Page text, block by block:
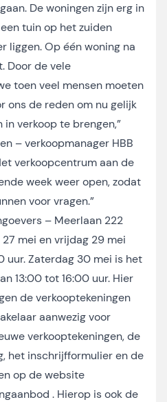
De woningen zijn erg in
tuin op het zuiden
liggen. Op één woning na
Door de vele
toen veel mensen moeten
ons de reden om nu gelijk
verkoop te brengen,”
– verkoopmanager HBB
verkoopcentrum aan de
week weer open, zodat
voor vragen.”
– Meerlaan 222
mei en vrijdag 29 mei
uur. Zaterdag 30 mei is het
13:00 tot 16:00 uur. Hier
de verkooptekeningen
aanwezig voor
verkooptekeningen, de
het inschrijfformulier en de
op de website
. Hierop is ook de